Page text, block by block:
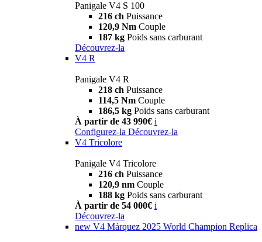
Panigale V4 S 100
216 ch Puissance
120,9 Nm Couple
187 kg Poids sans carburant
Découvrez-la
V4 R
Panigale V4 R
218 ch Puissance
114,5 Nm Couple
186,5 kg Poids sans carburant
À partir de 43 990€ i
Configurez-la Découvrez-la
V4 Tricolore
Panigale V4 Tricolore
216 ch Puissance
120,9 nm Couple
188 kg Poids sans carburant
À partir de 54 000€ i
Découvrez-la
new V4 Márquez 2025 World Champion Replica